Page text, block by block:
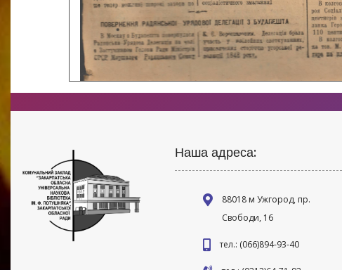
Наша адреса:
88018 м Ужгород, пр.
Свободи, 16
тел.: (066)894-93-40